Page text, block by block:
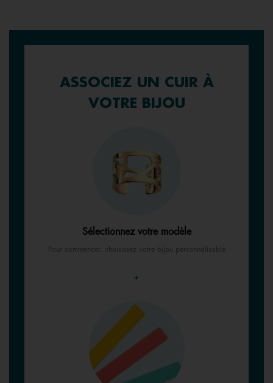
ASSOCIEZ UN CUIR À
VOTRE BIJOU
Sélectionnez votre modèle
Pour commencer, choisissez votre bijou personnalisable
+